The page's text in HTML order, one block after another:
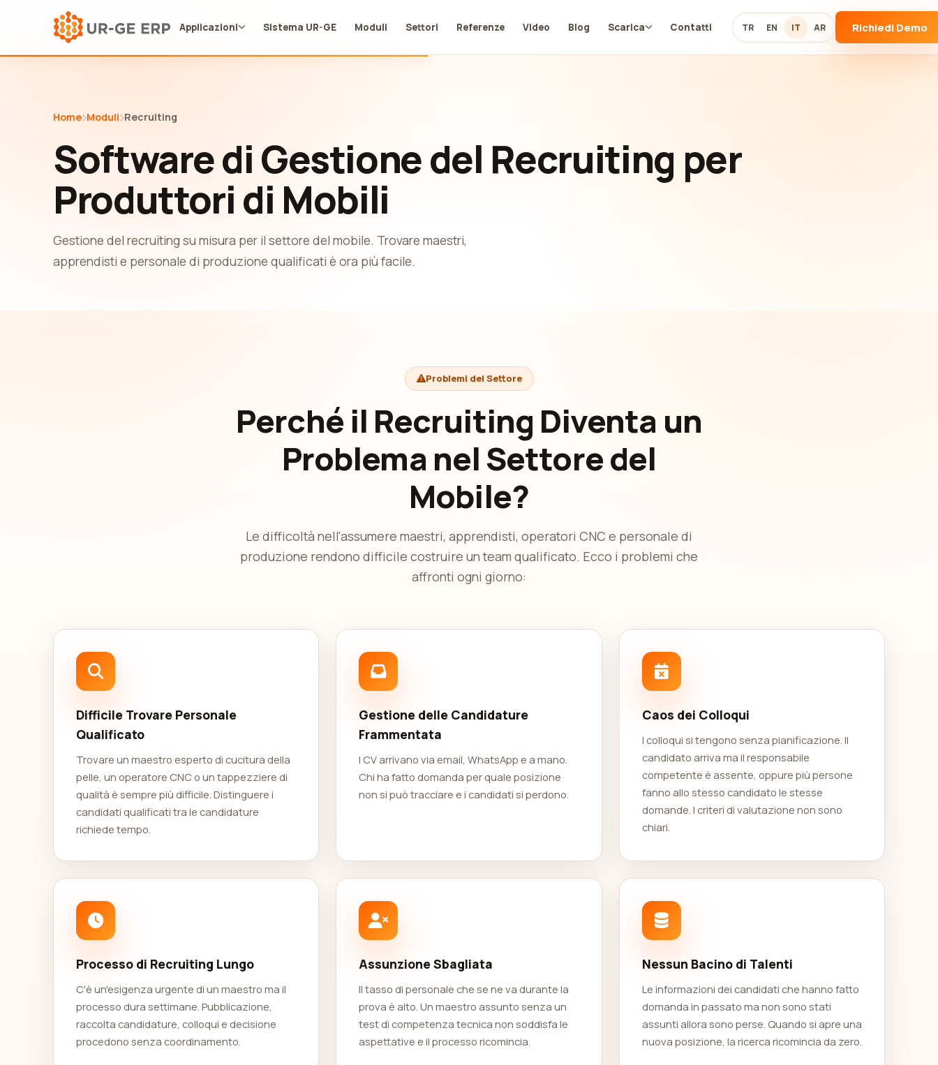
Applicazioni Sistema UR-GE Moduli Settori Referenze Video Blog Scarica Contatti TR EN IT AR Richiedi Demo
Home Moduli Recruiting
Software di Gestione del Recruiting per
Produttori di Mobili
Gestione del recruiting su misura per il settore del mobile. Trovare maestri,
apprendisti e personale di produzione qualificati è ora più facile.
Problemi del Settore
Perché il Recruiting Diventa un
Problema nel Settore del
Mobile?
Le difficoltà nell'assumere maestri, apprendisti, operatori CNC e personale di
produzione rendono difficile costruire un team qualificato. Ecco i problemi che
affronti ogni giorno:
Difficile Trovare Personale
Qualificato
Trovare un maestro esperto di cucitura della
pelle, un operatore CNC o un tappezziere di
qualità è sempre più difficile. Distinguere i
candidati qualificati tra le candidature
richiede tempo.
Gestione delle Candidature
Frammentata
I CV arrivano via email, WhatsApp e a mano.
Chi ha fatto domanda per quale posizione
non si può tracciare e i candidati si perdono.
Caos dei Colloqui
I colloqui si tengono senza pianificazione. Il
candidato arriva ma il responsabile
competente è assente, oppure più persone
fanno allo stesso candidato le stesse
domande. I criteri di valutazione non sono
chiari.
Processo di Recruiting Lungo
C'è un'esigenza urgente di un maestro ma il
processo dura settimane. Pubblicazione,
raccolta candidature, colloqui e decisione
procedono senza coordinamento.
Assunzione Sbagliata
Il tasso di personale che se ne va durante la
prova è alto. Un maestro assunto senza un
test di competenza tecnica non soddisfa le
aspettative e il processo ricomincia.
Nessun Bacino di Talenti
Le informazioni dei candidati che hanno fatto
domanda in passato ma non sono stati
assunti allora sono perse. Quando si apre una
nuova posizione, la ricerca ricomincia da zero.